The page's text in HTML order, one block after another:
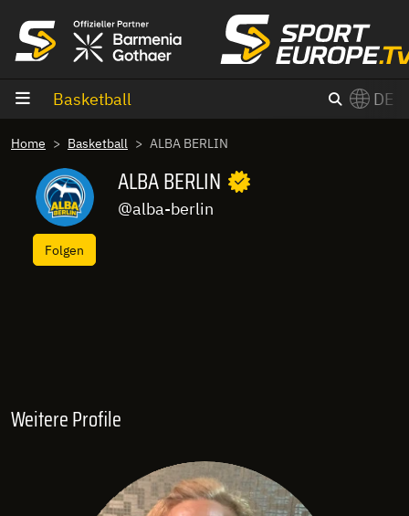
Basketball DE
Home Basketball ALBA BERLIN
Folgen
ALBA BERLIN
@alba-berlin
Weitere Profile